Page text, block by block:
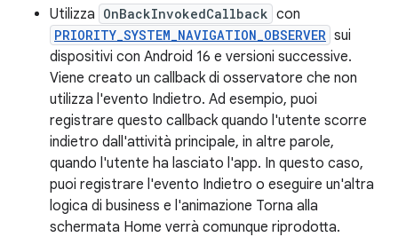
Utilizza OnBackInvokedCallback con
PRIORITY_SYSTEM_NAVIGATION_OBSERVER sui
dispositivi con Android 16 e versioni successive.
Viene creato un callback di osservatore che non
utilizza l'evento Indietro. Ad esempio, puoi
registrare questo callback quando l'utente scorre
indietro dall'attività principale, in altre parole,
quando l'utente ha lasciato l'app. In questo caso,
puoi registrare l'evento Indietro o eseguire un'altra
logica di business e l'animazione Torna alla
schermata Home verrà comunque riprodotta.